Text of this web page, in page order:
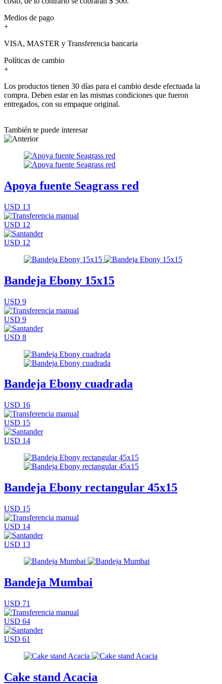
Medios de pago
+
VISA, MASTER y Transferencia bancaria
Políticas de cambio
+
Los productos tienen 30 días para el cambio desde efectuada la
compra. Deben estar en las mismas condiciones que fueron
entregados, con su empaque original.
También te puede interesar
Apoya fuente Seagrass red
USD 13
USD 12
USD 12
Bandeja Ebony 15x15
USD 9
USD 9
USD 8
Bandeja Ebony cuadrada
USD 16
USD 15
USD 14
Bandeja Ebony rectangular 45x15
USD 15
USD 14
USD 13
Bandeja Mumbai
USD 71
USD 64
USD 61
Cake stand Acacia